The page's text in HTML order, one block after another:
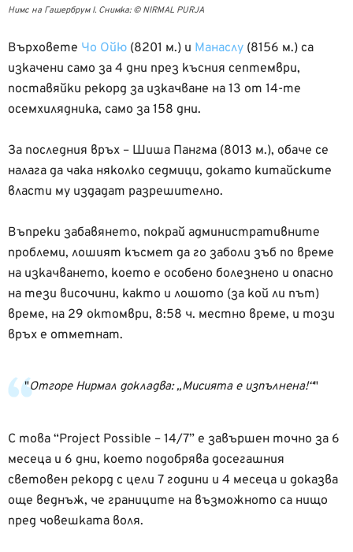
Нимс на Гашербрум І. Снимка: © NIRMAL PURJA
Върховете Чо Ойю (8201 м.) и Манаслу (8156 м.) са
изкачени само за 4 дни през късния септември,
поставяйки рекорд за изкачване на 13 от 14-те
осемхилядника, само за 158 дни.
За последния връх – Шиша Пангма (8013 м.), обаче се
налага да чака няколко седмици, докато китайските
власти му издадат разрешително.
Въпреки забавянето, покрай административните
проблеми, лошият късмет да го заболи зъб по време
на изкачването, което е особено болезнено и опасно
на тези височини, както и лошото (за кой ли път)
време, на 29 октомври, 8:58 ч. местно време, и този
връх е отметнат.
Отгоре Нирмал докладва: „Мисията е изпълнена!“
С това “Project Possible – 14/7” е завършен точно за 6
месеца и 6 дни, което подобрява досегашния
световен рекорд с цели 7 години и 4 месеца и доказва
още веднъж, че границите на възможното са нищо
пред човешката воля.